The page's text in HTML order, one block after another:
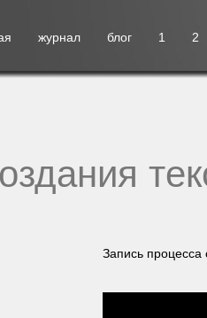
журнал блог 1 2
Запись процесса